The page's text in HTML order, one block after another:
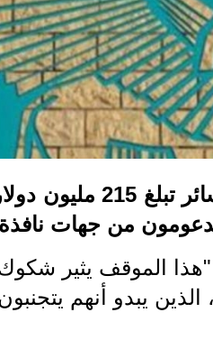
يواجه المصرف العراقي
من جهات
الموقف يثير
يبدو أنهم